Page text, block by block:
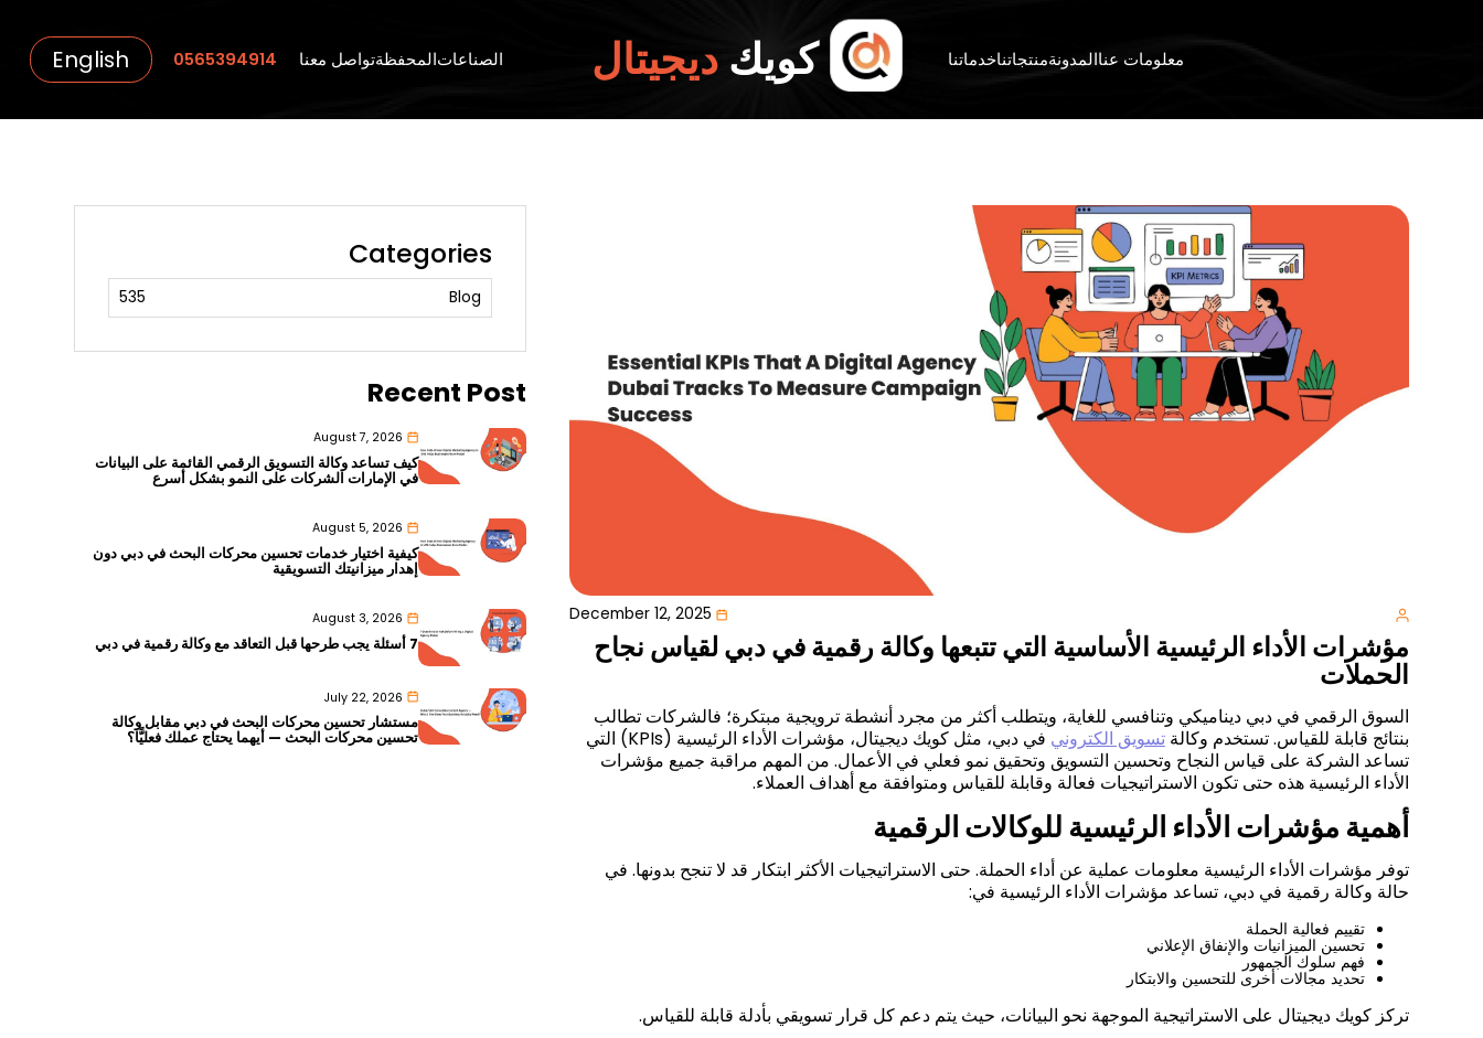
معلومات عناالمدونةمنتجاتناخدماتنا كويكديجيتال الصناعاتالمحفظةتواصل معنا 0565394914
English
December 12, 2025
مؤشرات الأداء الرئيسية الأساسية التي تتبعها وكالة رقمية في دبي لقياس نجاح
الحملات
السوق الرقمي في دبي ديناميكي وتنافسي للغاية، ويتطلب أكثر من مجرد أنشطة ترويجية مبتكرة؛ فالشركات تطالب
بنتائج قابلة للقياس. تستخدم وكالةتسويق الكتروني في دبي، مثل كويك ديجيتال، مؤشرات الأداء الرئيسية (KPIs) التي
تساعد الشركة على قياس النجاح وتحسين التسويق وتحقيق نمو فعلي في الأعمال. من المهم مراقبة جميع مؤشرات
الأداء الرئيسية هذه حتى تكون الاستراتيجيات فعالة وقابلة للقياس ومتوافقة مع أهداف العملاء.
أهمية مؤشرات الأداء الرئيسية للوكالات الرقمية
توفر مؤشرات الأداء الرئيسية معلومات عملية عن أداء الحملة. حتى الاستراتيجيات الأكثر ابتكار قد لا تنجح بدونها. في
حالة وكالة رقمية في دبي، تساعد مؤشرات الأداء الرئيسية في:
تقييم فعالية الحملة
تحسين الميزانيات والإنفاق الإعلاني
فهم سلوك الجمهور
تحديد مجالات أخرى للتحسين والابتكار
تركز كويك ديجيتال على الاستراتيجية الموجهة نحو البيانات، حيث يتم دعم كل قرار تسويقي بأدلة قابلة للقياس.
Categories
Blog
535
Recent Post
August 7, 2026
كيف تساعد وكالة التسويق الرقمي القائمة على البيانات
في الإمارات الشركات على النمو بشكل أسرع
August 5, 2026
كيفية اختيار خدمات تحسين محركات البحث في دبي دون
إهدار ميزانيتك التسويقية
August 3, 2026
7 أسئلة يجب طرحها قبل التعاقد مع وكالة رقمية في دبي
July 22, 2026
مستشار تحسين محركات البحث في دبي مقابل وكالة
تحسين محركات البحث — أيهما يحتاج عملك فعليًّا؟